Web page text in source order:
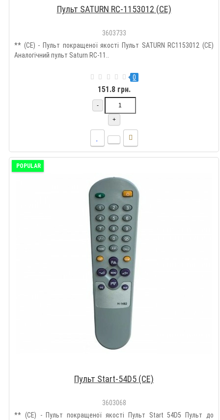
Пульт SATURN RC-1153012 (CE)
3603733
** (CE) - Пульт покращеної якості Пульт SATURN RC1153012 (CE)
Аналогічний пульт Saturn RC-11..
0
151.8 грн.
-
+
POPULAR
Пульт Start-54D5 (CE)
3603068
** (CE) - Пульт покращеної якості Пульт Start 54D5 Пульт до